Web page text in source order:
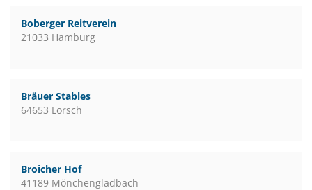
Boberger Reitverein
21033 Hamburg
Bräuer Stables
64653 Lorsch
Broicher Hof
41189 Mönchengladbach